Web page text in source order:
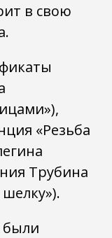
в свою
«Резьба
Трубина
были